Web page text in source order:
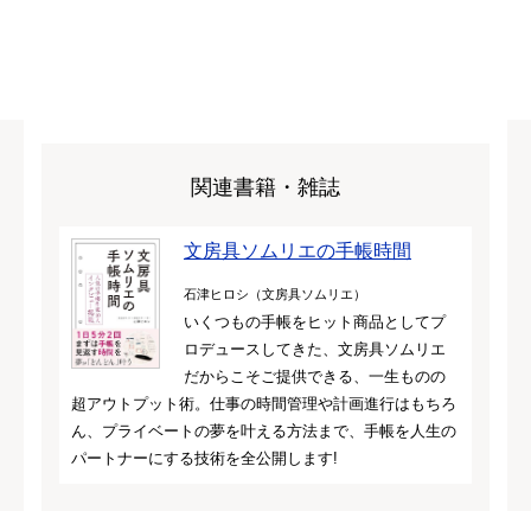
関連書籍・雑誌
文房具ソムリエの手帳時間
石津ヒロシ（文房具ソムリエ）
いくつもの手帳をヒット商品としてプ
ロデュースしてきた、文房具ソムリエ
だからこそご提供できる、一生ものの
超アウトプット術。仕事の時間管理や計画進行はもちろ
ん、プライベートの夢を叶える方法まで、手帳を人生の
パートナーにする技術を全公開します!